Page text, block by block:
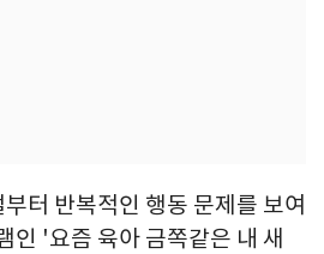
터 반복적인 행동 문제를 보여
인 '요즘 육아 금쪽같은 내 새